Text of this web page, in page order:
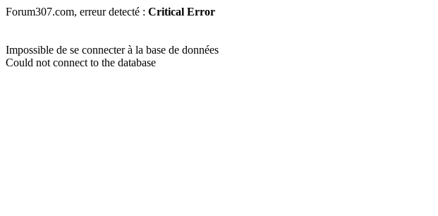
Forum307.com, erreur detecté : Critical Error
Impossible de se connecter à la base de données
Could not connect to the database